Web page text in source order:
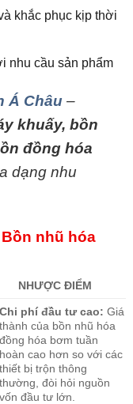
khắc phục kịp thời
nhu cầu sản phẩm
Á Châu –
khuấy, bồn
đồng hóa
dạng nhu
nhũ hóa
NHƯỢC ĐIỂM
Chi phí đầu tư cao: Giá
thành của bồn nhũ hóa
đồng hóa bơm tuần
hoàn cao hơn so với các
thiết bị trộn thông
thường, đòi hỏi nguồn
vốn đầu tư lớn.